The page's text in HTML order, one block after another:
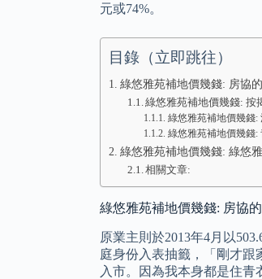
元或74%。
目錄（立即跳往）
綠悠雅苑補地價幾錢: 房協
綠悠雅苑補地價幾錢: 按
綠悠雅苑補地價幾錢:
綠悠雅苑補地價幾錢:
綠悠雅苑補地價幾錢: 綠悠
相關文章:
綠悠雅苑補地價幾錢: 房協
原業主則於2013年4月以
庭身份入表抽籤，「剛才跟
入市。因為我本身都是住